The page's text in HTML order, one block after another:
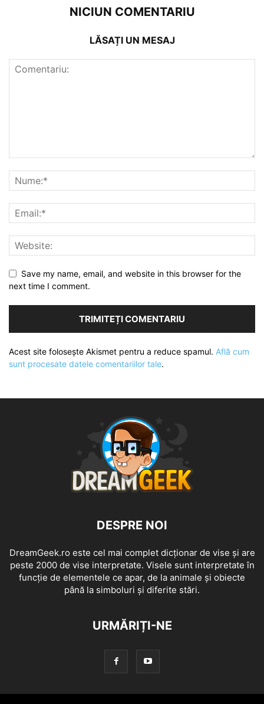
NICIUN COMENTARIU
LĂSAȚI UN MESAJ
Save my name, email, and website in this browser for the
next time I comment.
Acest site folosește Akismet pentru a reduce spamul. Află cum
sunt procesate datele comentariilor tale.
DESPRE NOI
DreamGeek.ro este cel mai complet dicționar de vise și are
peste 2000 de vise interpretate. Visele sunt interpretate în
funcție de elementele ce apar, de la animale și obiecte
până la simboluri și diferite stări.
URMĂRIȚI-NE